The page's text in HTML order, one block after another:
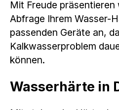
Mit Freude
Abfrage Ihrem Wasser-
passenden Geräte an,
Kalkwasserproblem
können.
Wasserhärte in